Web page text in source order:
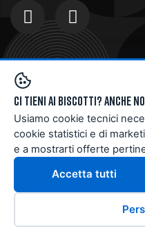
bike per uomo,
delle migliori marche
rapporto qualità/
segmento gravel
produttori di bici al
commerce, così
trovare la bicicletta
Ci tieni ai biscotti? Anche
Usiamo cookie tecnici
cookie statistici e di
e a mostrarti offerte
Accetta tutti